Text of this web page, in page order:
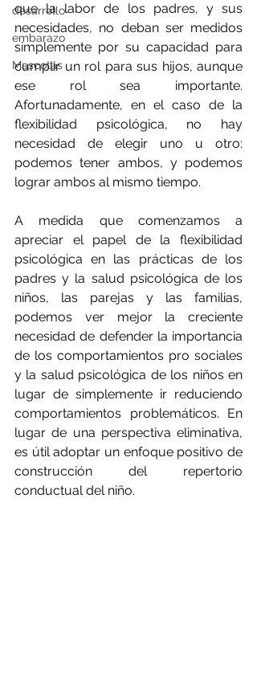
desarrollo
embarazo
Mascotas
que la labor de los padres, y sus
necesidades, no deban ser medidos
simplemente por su capacidad para
cumplir un rol para sus hijos, aunque
ese rol sea importante.
Afortunadamente, en el caso de la
flexibilidad psicológica, no hay
necesidad de elegir uno u otro:
podemos tener ambos, y podemos
lograr ambos al mismo tiempo.
A medida que comenzamos a
apreciar el papel de la flexibilidad
psicológica en las prácticas de los
padres y la salud psicológica de los
niños, las parejas y las familias,
podemos ver mejor la creciente
necesidad de defender la importancia
de los comportamientos pro sociales
y la salud psicológica de los niños en
lugar de simplemente ir reduciendo
comportamientos problemáticos. En
lugar de una perspectiva eliminativa,
es útil adoptar un enfoque positivo de
construcción del repertorio
conductual del niño.